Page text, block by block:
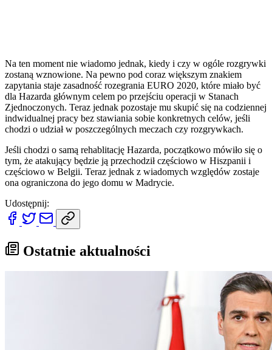
Na ten moment nie wiadomo jednak, kiedy i czy w ogóle rozgrywki
zostaną wznowione. Na pewno pod coraz większym znakiem
zapytania staje zasadność rozegrania EURO 2020, które miało być
dla Hazarda głównym celem po przejściu operacji w Stanach
Zjednoczonych. Teraz jednak pozostaje mu skupić się na codziennej
indwidualnej pracy bez stawiania sobie konkretnych celów, jeśli
chodzi o udział w poszczególnych meczach czy rozgrywkach.
Jeśli chodzi o samą rehablitację Hazarda, początkowo mówiło się o
tym, że atakujący będzie ją przechodził częściowo w Hiszpanii i
częściowo w Belgii. Teraz jednak z wiadomych względów zostaje
ona ograniczona do jego domu w Madrycie.
Udostępnij:
Ostatnie aktualności